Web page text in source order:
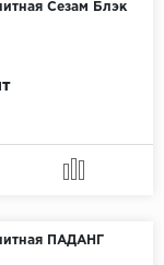
Сезам Блэк
ПАДАНГ